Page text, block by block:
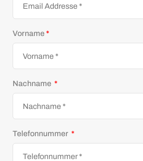
Vorname*
Nachname *
Telefonnummer *